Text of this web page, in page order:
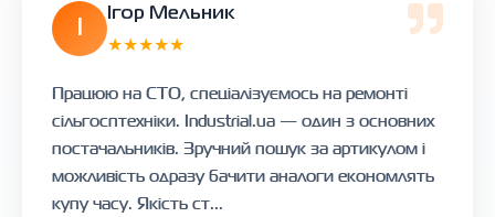
Ігор Мельник
★★★★★
Працюю на СТО, спеціалізуємось на ремонті
сільгосптехніки. Industrial.ua — один з основних
постачальників. Зручний пошук за артикулом і
можливість одразу бачити аналоги економлять
купу часу. Якість ст...